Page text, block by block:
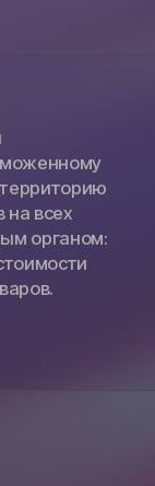
всех
органом: